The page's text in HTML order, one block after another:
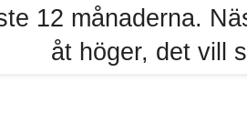
12 månaderna.
åt höger, det vill